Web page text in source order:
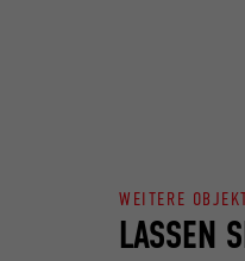
LASSEN
WEITERE